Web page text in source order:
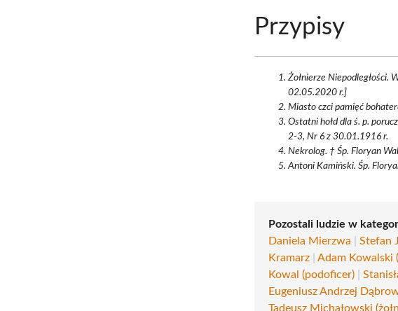
Przypisy
Żołnierze Niepodległości.
02.05.2020 r.]
Miasto czci pamięć
Ostatni hołd dla ś. p.
2-3, Nr 6 z 30.01.1916 r.
Nekrolog. † Śp. Floryan
Antoni Kamiński. Śp.
Pozostali ludzie w
Daniela Mierzwa |Stefan
Kramarz |Adam Kowalski
Kowal (podoficer) |
Eugeniusz Andrzej
Tadeusz Michałowski